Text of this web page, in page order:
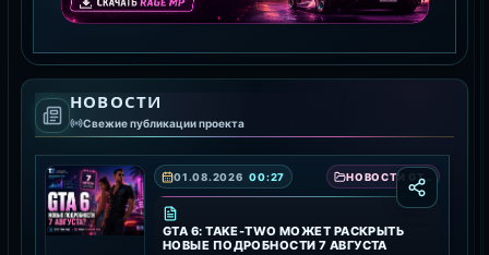
GTA 5 RAGE MP
СКАЧАТЬ RAGE MP
НОВОСТИ
Свежие публикации проекта
01.08.2026 00:27 НОВОСТИ GTA 6 — ДАТА ВЫХОДА, ТРЕЙЛЕРЫ И ПОДРОБНОСТИ ИГРЫ
GTA 6: TAKE-TWO МОЖЕТ РАСКРЫТЬ
НОВЫЕ ПОДРОБНОСТИ 7 АВГУСТА